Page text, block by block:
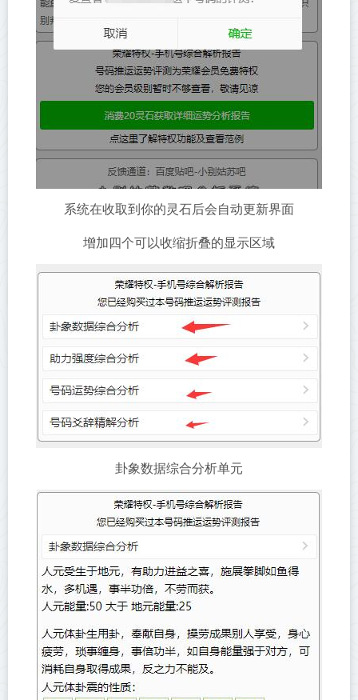
系统在收取到你的灵石后会自动更新界面
增加四个可以收缩折叠的显示区域
卦象数据综合分析单元